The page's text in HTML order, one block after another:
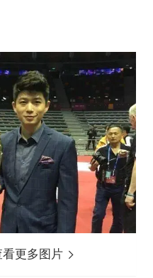
更多图片